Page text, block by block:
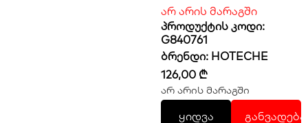
არ არის მარაგში
პროდუქტის კოდი:
G840761
ბრენდი: HOTECHE
126,00 ₾
არ არის მარაგში
ყიდვა
განვადება